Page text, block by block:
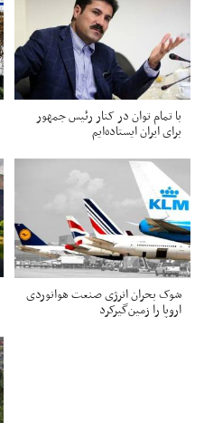
با تمام توان در کنار رئیس جمهور
برای ایران ایستاده‌ایم
شوک بحران انرژی صنعت هوانوردی
اروپا را زمین‌گیر‌کرد